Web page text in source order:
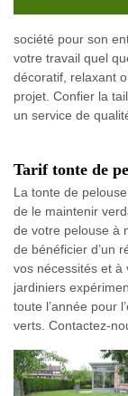
société pour son
votre travail quel
décoratif, relaxant
projet. Confier la
un service de
Tarif tonte de
La tonte de
de le maintenir
de votre pelouse à
de bénéficier d’un
vos nécessités et à
jardiniers
toute l’année pour
verts. Contactez-